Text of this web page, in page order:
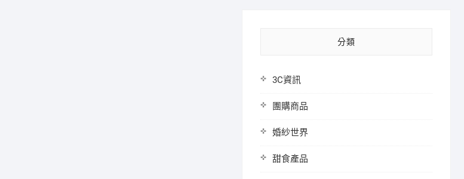
分類
3C資訊
團購商品
婚紗世界
甜食產品